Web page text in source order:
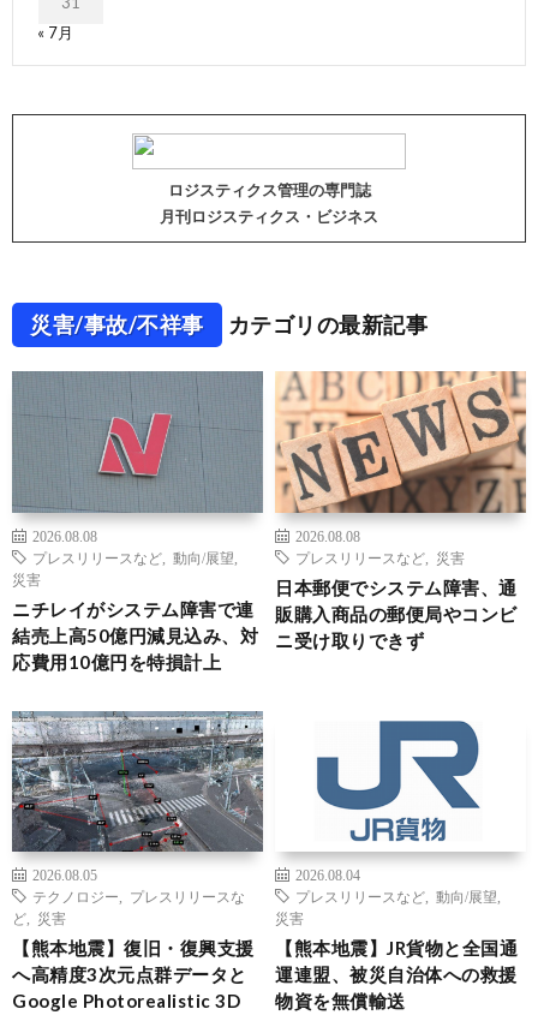
« 7月
ロジスティクス管理の専門誌
月刊ロジスティクス・ビジネス
災害/事故/不祥事 カテゴリの最新記事
2026.08.08
プレスリリースなど
動向/展望
災害
ニチレイがシステム障害で連
結売上高50億円減見込み、対
応費用10億円を特損計上
2026.08.08
プレスリリースなど
災害
日本郵便でシステム障害、通
販購入商品の郵便局やコンビ
ニ受け取りできず
2026.08.05
テクノロジー
プレスリリースな
ど
災害
【熊本地震】復旧・復興支援
へ高精度3次元点群データと
Google Photorealistic 3D
2026.08.04
プレスリリースなど
動向/展望
災害
【熊本地震】JR貨物と全国通
運連盟、被災自治体への救援
物資を無償輸送